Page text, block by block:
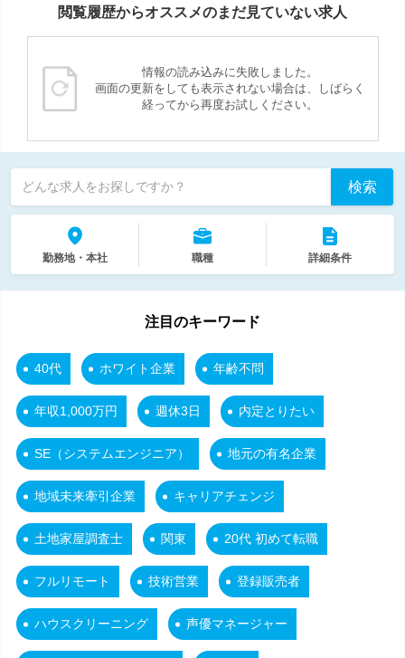
閲覧履歴からオススメのまだ見ていない求人
情報の読み込みに失敗しました。
画面の更新をしても表示されない場合は、しばらく
経ってから再度お試しください。
どんな求人をお探しですか？ 検索
勤務地・本社 職種 詳細条件
注目のキーワード
40代 ホワイト企業 年齢不問
年収1,000万円 週休3日 内定とりたい
SE（システムエンジニア） 地元の有名企業
地域未来牽引企業 キャリアチェンジ
土地家屋調査士 関東 20代 初めて転職
フルリモート 技術営業 登録販売者
ハウスクリーニング 声優マネージャー